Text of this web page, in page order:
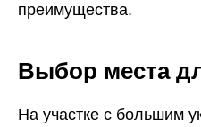
преимущества.
Выбор места
На участке с большим